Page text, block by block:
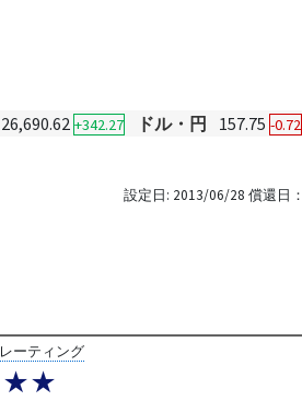
26,690.62 +342.27 ドル・円 157.75 -0.72
設定日: 2013/06/28 償還日：
レーティング
★★